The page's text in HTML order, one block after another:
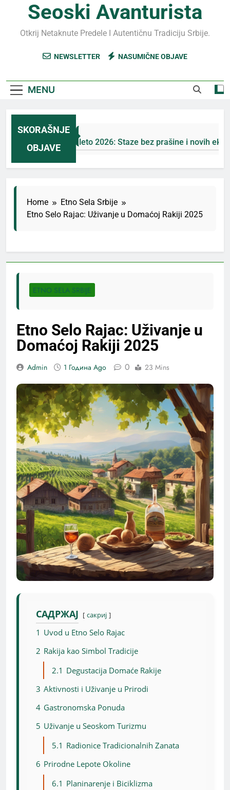
Seoski Avanturista
Otkrij Netaknute Predele I Autentičnu Tradiciju Srbije.
NEWSLETTER NASUMIČNE OBJAVE
MENU
SKORAŠNJE
OBJAVE
Jahorina leto 2026: Staze bez prašine i novih eko-taksi
Home
Etno Sela Srbije
Etno Selo Rajac: Uživanje u Domaćoj Rakiji 2025
ETNO SELA SRBIJE
Etno Selo Rajac: Uživanje u
Domaćoj Rakiji 2025
Admin 1 Година Ago 0 23 Mins
САДРЖАЈ сакриј
1 Uvod u Etno Selo Rajac
2 Rakija kao Simbol Tradicije
2.1 Degustacija Domaće Rakije
3 Aktivnosti i Uživanje u Prirodi
4 Gastronomska Ponuda
5 Uživanje u Seoskom Turizmu
5.1 Radionice Tradicionalnih Zanata
6 Prirodne Lepote Okoline
6.1 Planinarenje i Biciklizma